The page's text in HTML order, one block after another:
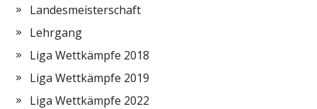
Landesmeisterschaft
Lehrgang
Liga Wettkämpfe 2018
Liga Wettkämpfe 2019
Liga Wettkämpfe 2022